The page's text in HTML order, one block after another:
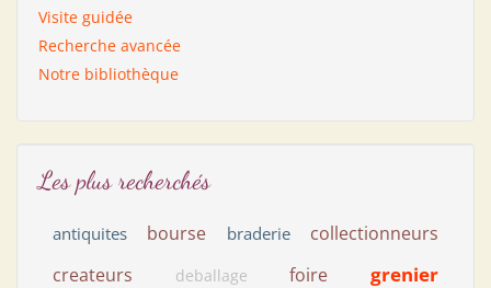
Visite guidée
Recherche avancée
Notre bibliothèque
Les plus recherchés
antiquites bourse braderie
collectionneurs
createurs
deballage foire grenier